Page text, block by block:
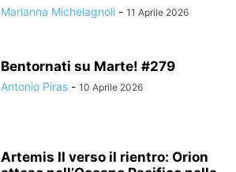
Marianna Michelagnoli - 11 Aprile 2026
Bentornati su Marte! #279
Antonio Piras - 10 Aprile 2026
Artemis II verso il rientro: Orion